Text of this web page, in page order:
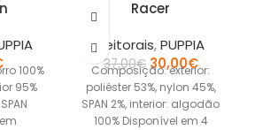
100%
95%
Racer
Peitorais,PUPPIA
37,00€ 30,00€
Composição: exterior:
poliéster 53%, nylon 45%,
SPAN 2%, interior: algodão
100% Disponível em 4